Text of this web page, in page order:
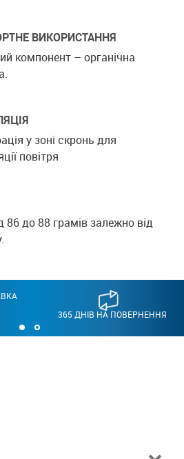
ВИКОРИСТАННЯ
компонент – органічна
у зоні скронь для
повітря
86 до 88 грамів залежно від
365 ДНІВ НА ПОВЕРНЕННЯ